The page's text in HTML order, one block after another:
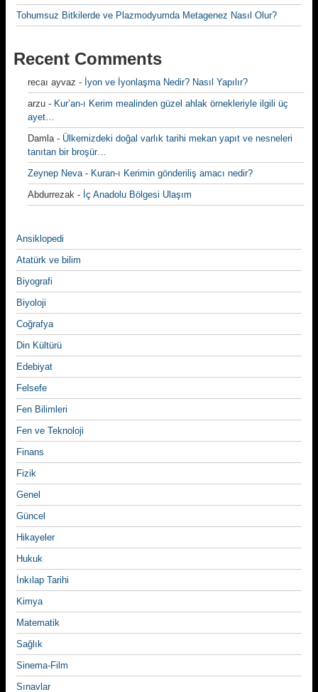
Tohumsuz Bitkilerde ve Plazmodyumda Metagenez Nasıl Olur?
Recent Comments
recaı ayvaz - İyon ve İyonlaşma Nedir? Nasıl Yapılır?
arzu - Kur’an-ı Kerim mealinden güzel ahlak örnekleriyle ilgili üç
ayet…
Damla- Ülkemizdeki doğal varlık tarihi mekan yapıt ve nesneleri
tanıtan bir broşür…
Zeynep Neva- Kuran-ı Kerimin gönderiliş amacı nedir?
Abdurrezak - İç Anadolu Bölgesi Ulaşım
Ansiklopedi
Atatürk ve bilim
Biyografi
Biyoloji
Coğrafya
Din Kültürü
Edebiyat
Felsefe
Fen Bilimleri
Fen ve Teknoloji
Finans
Fizik
Genel
Güncel
Hikayeler
Hukuk
İnkılap Tarihi
Kimya
Matematik
Sağlık
Sinema-Film
Sınavlar